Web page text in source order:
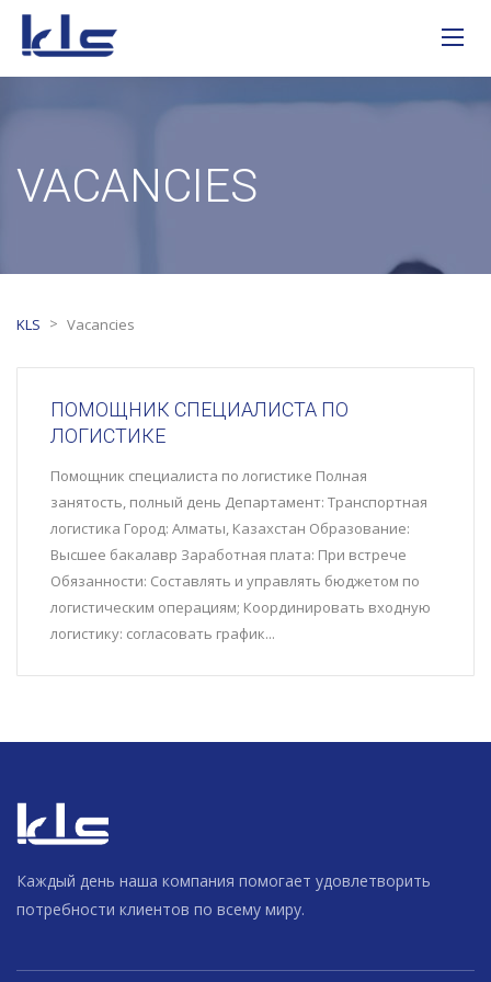
VACANCIES
KLS > Vacancies
ПОМОЩНИК СПЕЦИАЛИСТА ПО
ЛОГИСТИКЕ
Помощник специалиста по логистике Полная
занятость, полный день Департамент: Транспортная
логистика Город: Алматы, Казахстан Образование:
Высшее бакалавр Заработная плата: При встрече
Обязанности: Составлять и управлять бюджетом по
логистическим операциям; Координировать входную
логистику: cогласовать график...
Каждый день наша компания помогает удовлетворить
потребности клиентов по всему миру.